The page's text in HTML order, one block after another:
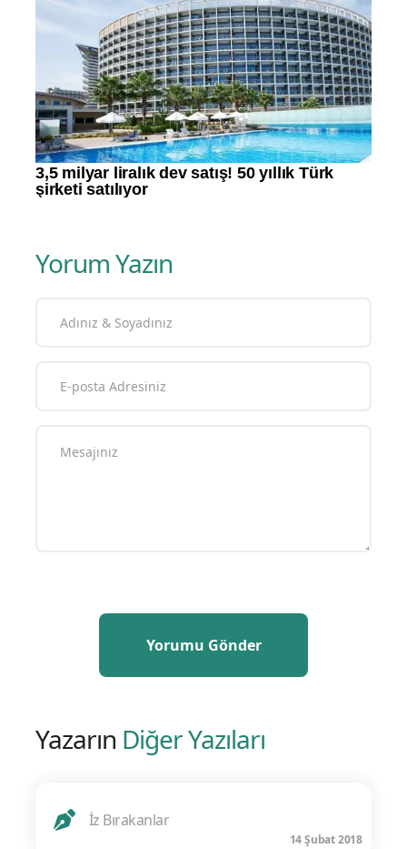
Yorum Yazın
Yazarın Diğer Yazıları
İz Bırakanlar
14 Şubat 2018